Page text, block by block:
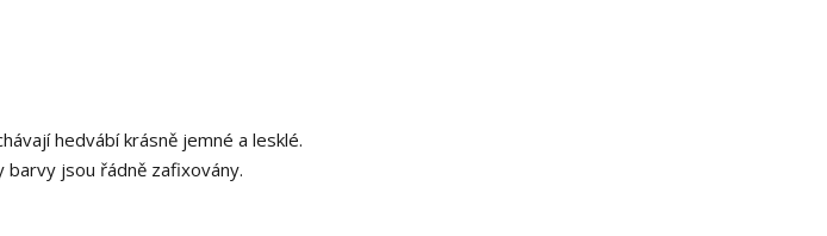
hedvábí krásně jemné a lesklé.
barvy jsou řádně zafixovány.